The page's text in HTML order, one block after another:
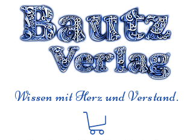
Wissen mit Herz und Verstand.